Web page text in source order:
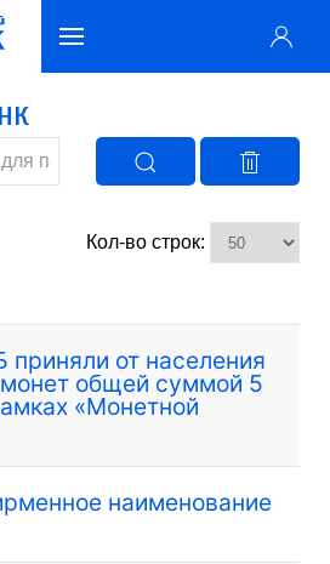
Кол-во строк:
от населения
общей суммой 5
«Монетной
наименование